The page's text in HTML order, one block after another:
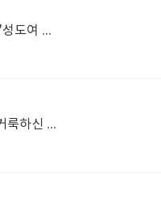
2026년 2월 15일 "성도여 다함께"
2026년 2월 8일 "거룩하신 주 이름"